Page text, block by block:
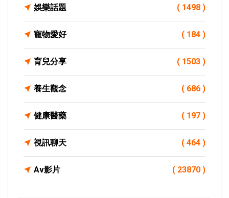
娛樂話題 ( 1498 )
寵物愛好 ( 184 )
育兒分享 ( 1503 )
養生觀念 ( 686 )
健康醫藥 ( 197 )
視訊聊天 ( 464 )
Av影片 ( 23870 )